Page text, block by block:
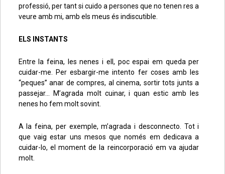
professió, per tant si cuido a persones que no tenen res a
veure amb mi, amb els meus és indiscutible.
ELS INSTANTS
Entre la feina, les nenes i ell, poc espai em queda per
cuidar-me. Per esbargir-me intento fer coses amb les
“peques” anar de compres, al cinema, sortir tots junts a
passejar… M’agrada molt cuinar, i quan estic amb les
nenes ho fem molt sovint.
A la feina, per exemple, m’agrada i desconnecto. Tot i
que vaig estar uns mesos que només em dedicava a
cuidar-lo, el moment de la reincorporació em va ajudar
molt.